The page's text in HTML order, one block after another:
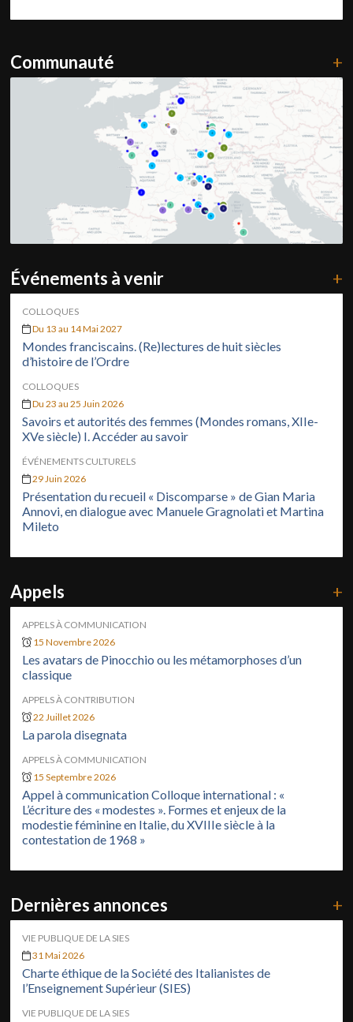
Communauté +
Événements à venir +
COLLOQUES
Du 13 au 14 Mai 2027
Mondes franciscains. (Re)lectures de huit siècles
d’histoire de l’Ordre
COLLOQUES
Du 23 au 25 Juin 2026
Savoirs et autorités des femmes (Mondes romans, XIIe-
XVe siècle) I. Accéder au savoir
ÉVÉNEMENTS CULTURELS
29 Juin 2026
Présentation du recueil « Discomparse » de Gian Maria
Annovi, en dialogue avec Manuele Gragnolati et Martina
Mileto
Appels +
APPELS À COMMUNICATION
15 Novembre 2026
Les avatars de Pinocchio ou les métamorphoses d’un
classique
APPELS À CONTRIBUTION
22 Juillet 2026
La parola disegnata
APPELS À COMMUNICATION
15 Septembre 2026
Appel à communication Colloque international : «
L’écriture des « modestes ». Formes et enjeux de la
modestie féminine en Italie, du XVIIIe siècle à la
contestation de 1968 »
Dernières annonces +
VIE PUBLIQUE DE LA SIES
31 Mai 2026
Charte éthique de la Société des Italianistes de
l’Enseignement Supérieur (SIES)
VIE PUBLIQUE DE LA SIES